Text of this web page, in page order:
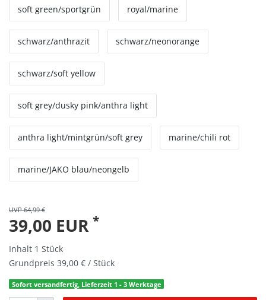
soft green/sportgrün royal/marine
schwarz/anthrazit schwarz/neonorange
schwarz/soft yellow
soft grey/dusky pink/anthra light
anthra light/mintgrün/soft grey marine/chili rot
marine/JAKO blau/neongelb
UVP 64,99 €
39,00 EUR *
Inhalt 1 Stück
Grundpreis 39,00 € / Stück
Sofort versandfertig, Lieferzeit 1 - 3 Werktage